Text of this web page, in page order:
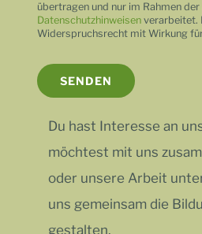
übertragen und nur im Rahmen der
Datenschutzhinweisenverarbeitet.
Widerspruchsrecht mit Wirkung
Du hast Interesse an
möchtest mit uns
oder unsere Arbeit
uns gemeinsam die
gestalten.